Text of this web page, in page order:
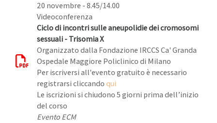
20 novembre - 8.45/14.00
Videoconferenza
Ciclo di incontri sulle aneupolidie dei cromosomi
sessuali - Trisomia X
Organizzato dalla Fondazione IRCCS Ca' Granda
Ospedale Maggiore Policlinico di Milano
Per iscriversi all'evento gratuito è necessario
registrarsi cliccandoqui
Le iscrizioni si chiudono 5 giorni prima dell’inizio
del corso
Evento ECM